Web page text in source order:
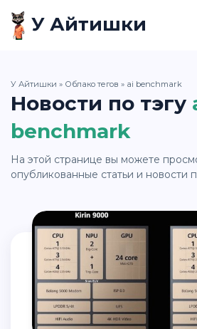
У Айтишки
У Айтишки » Облако тегов » ai benchmark
Новости по тэгу
benchmark
На этой странице вы можете просмотреть все наши
опубликованные статьи и новости